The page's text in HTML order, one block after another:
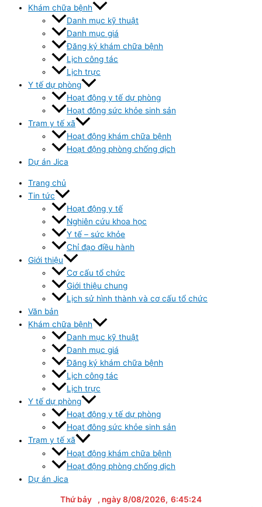
Khám chữa bệnh
Danh mục kỹ thuật
Danh mục giá
Đăng ký khám chữa bệnh
Lịch công tác
Lịch trực
Y tế dự phòng
Hoạt động y tế dự phòng
Hoạt đông sức khỏe sinh sản
Trạm y tế xã
Hoạt động khám chữa bệnh
Hoạt động phòng chống dịch
Dự án Jica
Trang chủ
Tin tức
Hoạt động y tế
Nghiên cứu khoa học
Y tế – sức khỏe
Chỉ đạo điều hành
Giới thiệu
Cơ cấu tổ chức
Giới thiệu chung
Lịch sử hình thành và cơ cấu tổ chức
Văn bản
Khám chữa bệnh
Danh mục kỹ thuật
Danh mục giá
Đăng ký khám chữa bệnh
Lịch công tác
Lịch trực
Y tế dự phòng
Hoạt động y tế dự phòng
Hoạt đông sức khỏe sinh sản
Trạm y tế xã
Hoạt động khám chữa bệnh
Hoạt động phòng chống dịch
Dự án Jica
Thứ bảy , ngày 8/08/2026, 6:45:24